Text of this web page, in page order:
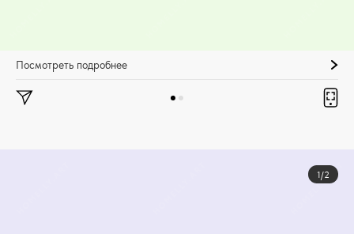
Посмотреть подробнее
1/2